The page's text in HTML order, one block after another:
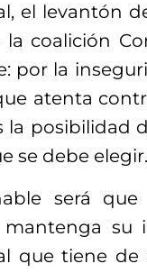
el levantón
coalición
por la
atenta
la posibilidad
se debe elegir.
será
mantenga
que tiene de